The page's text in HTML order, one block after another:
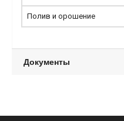
Полив и орошение
Документы